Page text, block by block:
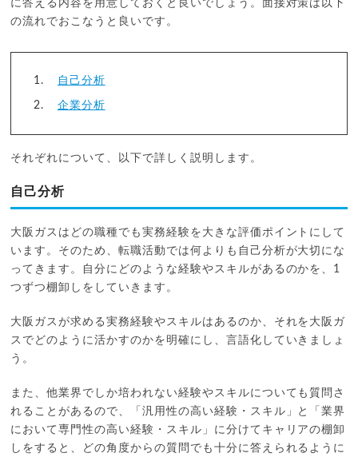
に答える内容を用意しておくと良いでしょう。面接対策は以下
の流れでおこなうと良いです。
自己分析
企業分析
それぞれについて、以下で詳しく説明します。
自己分析
大阪ガスはどの職種でも実務経験を大きな評価ポイントにして
います。そのため、転職活動では何よりも自己分析が大切にな
ってきます。自分にどのような経験やスキルがあるのかを、1
つずつ棚卸しをしていきます。
大阪ガスが求める実務経験やスキルはあるのか、それを大阪ガ
スでどのように活かすのかを明確にし、言語化していきましょ
う。
また、他業界でしか培われない経験やスキルについても質問さ
れることがあるので、「汎用性の高い経験・スキル」と「業界
において専門性の高い経験・スキル」に分けてキャリアの棚卸
しをすると、どの角度からの質問でも十分に答えられるように